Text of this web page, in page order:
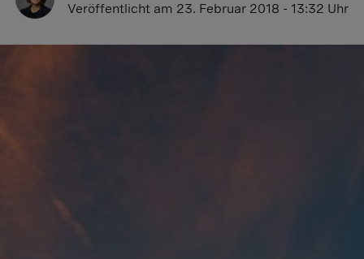
Veröffentlicht am 23. Februar 2018 - 13:32 Uhr